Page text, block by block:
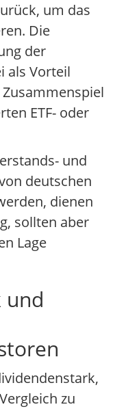
um das
Die
der
als Vorteil
ETF- oder
und
deutschen
dienen
sollten aber
Lage
und
zu